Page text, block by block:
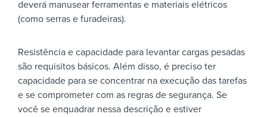
deverá manusear ferramentas e materiais elétricos
(como serras e furadeiras).
Resistência e capacidade para levantar cargas pesadas
são requisitos básicos. Além disso, é preciso ter
capacidade para se concentrar na execução das tarefas
e se comprometer com as regras de segurança. Se
você se enquadrar nessa descrição e estiver